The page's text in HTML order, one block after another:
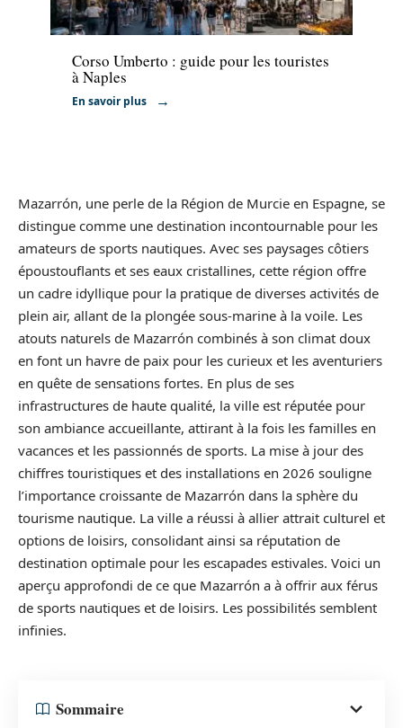
Voyage
Corso Umberto : guide pour les touristes
à Naples
En savoir plus
Mazarrón, une perle de la Région de Murcie en Espagne, se
distingue comme une destination incontournable pour les
amateurs de sports nautiques. Avec ses paysages côtiers
époustouflants et ses eaux cristallines, cette région offre
un cadre idyllique pour la pratique de diverses activités de
plein air, allant de la plongée sous-marine à la voile. Les
atouts naturels de Mazarrón combinés à son climat doux
en font un havre de paix pour les curieux et les aventuriers
en quête de sensations fortes. En plus de ses
infrastructures de haute qualité, la ville est réputée pour
son ambiance accueillante, attirant à la fois les familles en
vacances et les passionnés de sports. La mise à jour des
chiffres touristiques et des installations en 2026 souligne
l’importance croissante de Mazarrón dans la sphère du
tourisme nautique. La ville a réussi à allier attrait culturel et
options de loisirs, consolidant ainsi sa réputation de
destination optimale pour les escapades estivales. Voici un
aperçu approfondi de ce que Mazarrón a à offrir aux férus
de sports nautiques et de loisirs. Les possibilités semblent
infinies.
Sommaire